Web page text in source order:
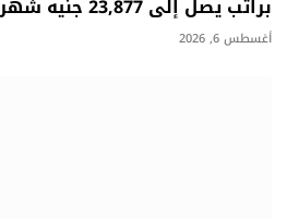
براتب يصل إلى 23,877 جنيه شهريًا
أغسطس 6, 2026